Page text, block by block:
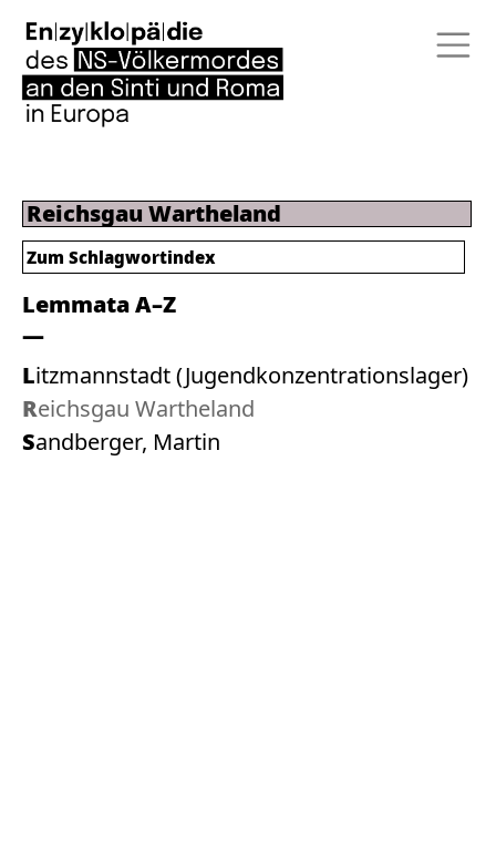
Reichsgau Wartheland
Lemmata A–Z
Litzmannstadt (Jugendkonzentrationslager)
Reichsgau Wartheland
Sandberger, Martin
Zum Schlagwortindex